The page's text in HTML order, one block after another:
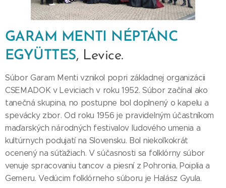
GARAM MENTI NÉPTÁNC
EGYÜTTES, Levice.
Súbor Garam Menti vznikol popri základnej organizácii
CSEMADOK v Leviciach v roku 1952. Súbor začínal ako
tanečná skupina, no postupne bol doplnený o kapelu a
spevácky zbor. Od roku 1956 je pravidelným účastníkom
maďarských národných festivalov ľudového umenia a
kultúrnych podujatí na Slovensku. Bol niekoľkokrát
ocenený na súťažiach. V súčasnosti sa folklórny súbor
venuje spracovaniu tancov a piesní z Pohronia, Poiplia a
Gemeru. Vedúcim folklórneho súboru je Halász Gyula.